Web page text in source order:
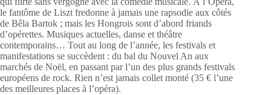
le fantôme de Liszt fredonne à jamais une rapsodie aux côtés
de Bêla Bartok ; mais les Hongrois sont d’abord friands
d’opérettes. Musiques actuelles, danse et théâtre
contemporains… Tout au long de l’année, les festivals et
manifestations se succèdent : du bal du Nouvel An aux
marchés de Noël, en passant par l’un des plus grands festivals
européens de rock. Rien n’est jamais collet monté (35 € l’une
des meilleures places à l’opéra).